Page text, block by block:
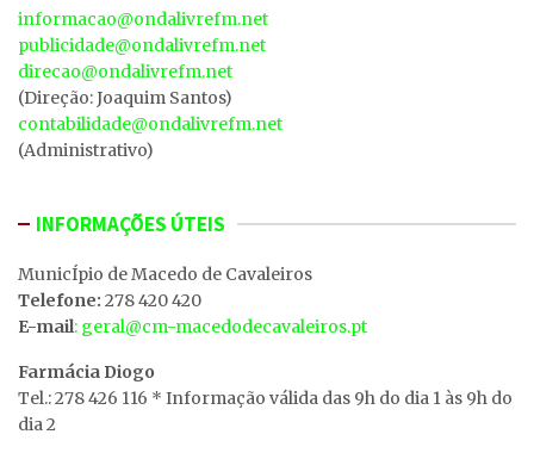
informacao@ondalivrefm.net
publicidade@ondalivrefm.net
direcao@ondalivrefm.net
(Direção: Joaquim Santos)
contabilidade@ondalivrefm.net
(Administrativo)
INFORMAÇÕES ÚTEIS
MunicÍpio de Macedo de Cavaleiros
Telefone: 278 420 420
E-mail: geral@cm-macedodecavaleiros.pt
Farmácia Diogo
Tel.: 278 426 116 * Informação válida das 9h do dia 1 às 9h do
dia 2